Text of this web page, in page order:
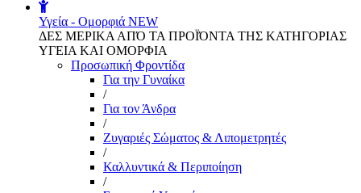
Υγεία - Ομορφιά NEW
ΔΕΣ ΜΕΡΙΚΑ ΑΠΌ ΤΑ ΠΡΟΪΌΝΤΑ ΤΗΣ ΚΑΤΗΓΟΡΙΑΣ
ΥΓΕΙΑ ΚΑΙ ΟΜΟΡΦΙΑ
Προσωπική Φροντίδα
Για την Γυναίκα
/
Για τον Άνδρα
/
Ζυγαριές Σώματος & Λιπομετρητές
/
Καλλυντικά & Περιποίηση
/